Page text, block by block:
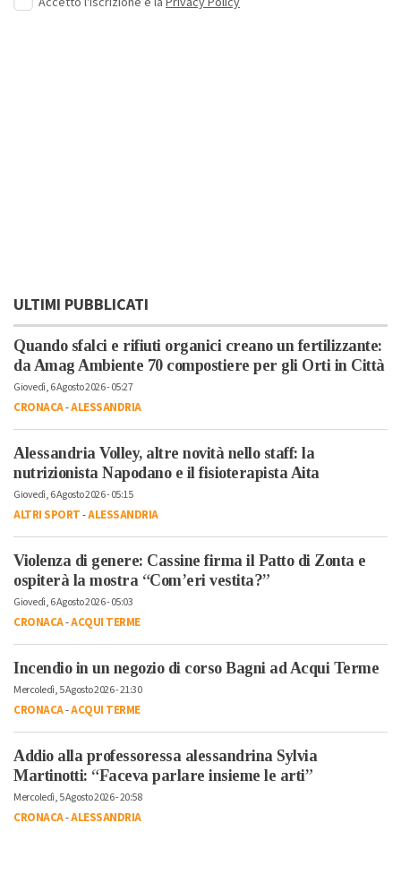
ULTIMI PUBBLICATI
Quando sfalci e rifiuti organici creano un fertilizzante:
da Amag Ambiente 70 compostiere per gli Orti in Città
Giovedì, 6 Agosto 2026 - 05:27
CRONACA-ALESSANDRIA
Alessandria Volley, altre novità nello staff: la
nutrizionista Napodano e il fisioterapista Aita
Giovedì, 6 Agosto 2026 - 05:15
ALTRI SPORT-ALESSANDRIA
Violenza di genere: Cassine firma il Patto di Zonta e
ospiterà la mostra “Com’eri vestita?”
Giovedì, 6 Agosto 2026 - 05:03
CRONACA-ACQUI TERME
Incendio in un negozio di corso Bagni ad Acqui Terme
Mercoledì, 5 Agosto 2026 - 21:30
CRONACA-ACQUI TERME
Addio alla professoressa alessandrina Sylvia
Martinotti: “Faceva parlare insieme le arti”
Mercoledì, 5 Agosto 2026 - 20:58
CRONACA-ALESSANDRIA